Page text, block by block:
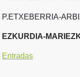
P.ETXEBERRIA-
EZKURDIA-
Entradas